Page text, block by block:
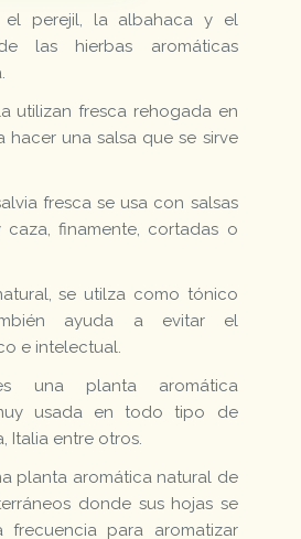
el perejil, la albahaca y el
las hierbas aromáticas
utilizan fresca rehogada en
hacer una salsa que se sirve
fresca se usa con salsas
finamente, cortadas o
se utilza como tónico
ayuda a evitar el
e intelectual.
una planta aromática
usada en todo tipo de
Italia entre otros.
planta aromática natural de
donde sus hojas se
frecuencia para aromatizar